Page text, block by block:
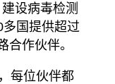
设病毒检测
国提供超过
合作伙伴。
每位伙伴都